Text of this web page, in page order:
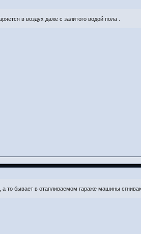
в воздух даже с залитого водой пола .
то бывает в отапливаемом гараже машины